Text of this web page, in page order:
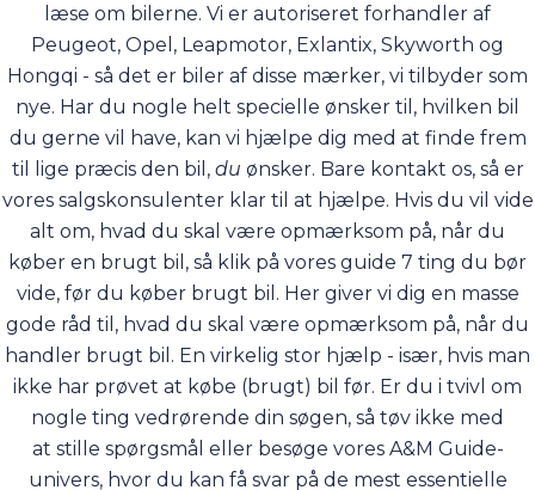
læse om bilerne. Vi er autoriseret forhandler af
Peugeot, Opel, Leapmotor, Exlantix, Skyworth og
Hongqi - så det er biler af disse mærker, vi tilbyder som
nye. Har du nogle helt specielle ønsker til, hvilken bil
du gerne vil have, kan vi hjælpe dig med at finde frem
til lige præcis den bil, du ønsker. Bare kontakt os, så er
vores salgskonsulenter klar til at hjælpe. Hvis du vil vide
alt om, hvad du skal være opmærksom på, når du
køber en brugt bil, så klik på vores guide 7 ting du bør
vide, før du køber brugt bil . Her giver vi dig en masse
gode råd til, hvad du skal være opmærksom på, når du
handler brugt bil. En virkelig stor hjælp - især, hvis man
ikke har prøvet at købe (brugt) bil før. Er du i tvivl om
nogle ting vedrørende din søgen, så tøv ikke med
at stille spørgsmål eller besøge vores A&M Guide-
univers, hvor du kan få svar på de mest essentielle